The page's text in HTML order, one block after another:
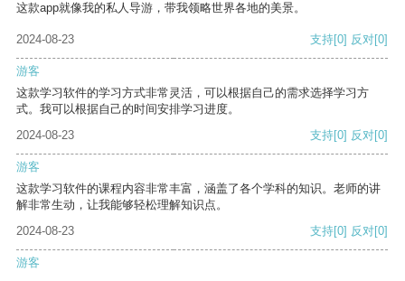
这款app就像我的私人导游，带我领略世界各地的美景。
2024-08-23 支持[0] 反对[0]
游客
这款学习软件的学习方式非常灵活，可以根据自己的需求选择学习方
式。我可以根据自己的时间安排学习进度。
2024-08-23
支持[0] 反对[0]
游客
这款学习软件的课程内容非常丰富，涵盖了各个学科的知识。老师的讲
解非常生动，让我能够轻松理解知识点。
2024-08-23
支持[0] 反对[0]
游客